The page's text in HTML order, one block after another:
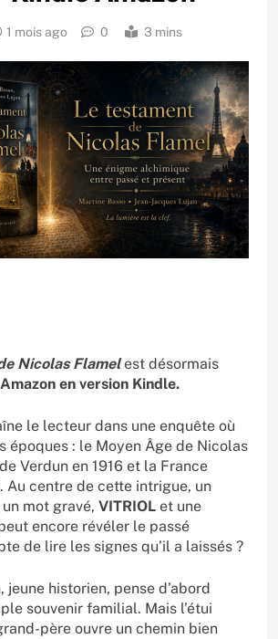
1 mois ago 0 3 mins
Nicolas Flamel est désormais
en version Kindle.
le lecteur dans une enquête où
époques : le Moyen Âge de Nicolas
Verdun en 1916 et la France
Au centre de cette intrigue, un
mot gravé, VITRIOL et une
encore révéler le passé
de lire les signes qu’il a laissés ?
jeune historien, pense d’abord
souvenir familial. Mais l’étui
père ouvre un chemin bien